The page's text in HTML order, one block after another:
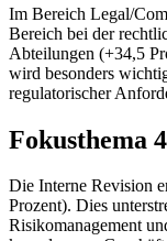
Im Bereich Legal/
Bereich bei der
Abteilungen (+34,5
wird besonders
regulatorischer
Fokusthema
Die Interne Revision
Prozent). Dies
Risikomanagement